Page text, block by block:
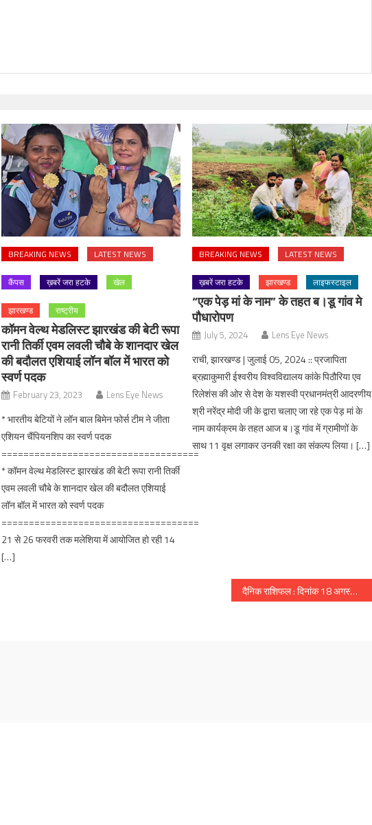
BREAKING NEWS LATEST NEWS
कैंपस ख़बरें जरा हटके खेल
झारखण्ड राष्ट्रीय
कॉमन वेल्थ मेडलिस्ट झारखंड की बेटी रूपा
रानी तिर्की एवम लवली चौबे के शानदार खेल
की बदौलत एशियाई लॉन बॉल में भारत को
स्वर्ण पदक
February 23, 2023 Lens Eye News
* भारतीय बेटियों ने लॉन बाल बिमेन फोर्स टीम ने जीता
एशियन चैंपियनशिप का स्वर्ण पदक
====================================
* कॉमन वेल्थ मेडलिस्ट झारखंड की बेटी रूपा रानी तिर्की
एवम लवली चौबे के शानदार खेल की बदौलत एशियाई
लॉन बॉल में भारत को स्वर्ण पदक
====================================
21 से 26 फरवरी तक मलेशिया में आयोजित हो रही 14
[…]
BREAKING NEWS LATEST NEWS
ख़बरें जरा हटके झारखण्ड लाइफस्टाइल
“एक पेड़ मां के नाम” के तहत ब।डू गांव मे
पौधारोपण
July 5, 2024 Lens Eye News
राची, झारखण्ड | जुलाई 05, 2024 :: प्रजापिता
ब्रह्माकुमारी ईश्वरीय विश्वविद्यालय कांके पिठौरिया एव
रिलेशंस की ओर से देश के यशस्वी प्रधानमंत्री आदरणीय
श्री नरेंद्र मोदी जी के द्वारा चलाए जा रहे एक पेड़ मां के
नाम कार्यक्रम के तहत आज ब।डू गांव में ग्रामीणों के
साथ 11 वृक्ष लगाकर उनकी रक्षा का संकल्प लिया। […]
दैनिक राशिफल : दिनांक 18 अगस्त 2017, दिन शुक्रवार :: ज्योतिष शास्त्री स्वामी दिव्यानंद ( डॉ सुनील बर्मन )